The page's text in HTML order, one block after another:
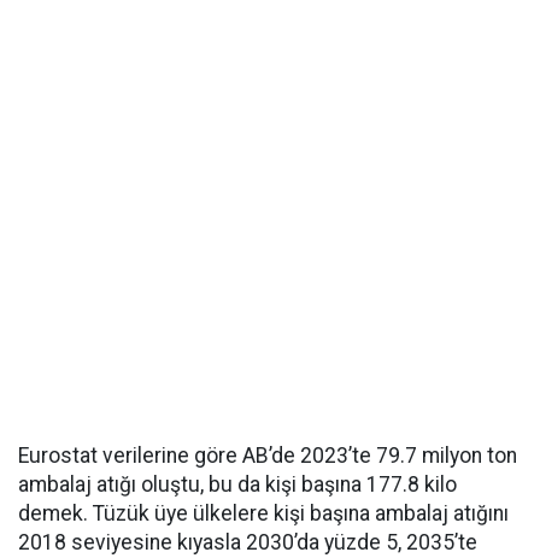
Eurostat verilerine göre AB’de 2023’te 79.7 milyon ton
ambalaj atığı oluştu, bu da kişi başına 177.8 kilo
demek. Tüzük üye ülkelere kişi başına ambalaj atığını
2018 seviyesine kıyasla 2030’da yüzde 5, 2035’te